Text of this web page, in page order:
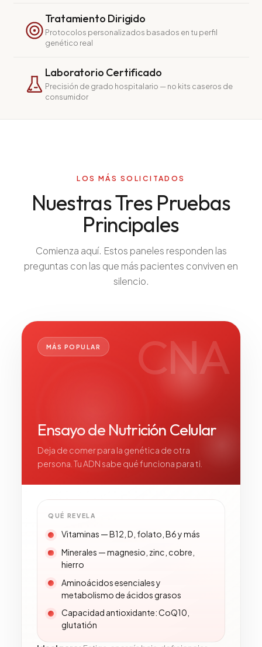
Ansiedad
Vértigo y Mareo
Todas las Condiciones
Tratamiento Dirigido
Protocolos personalizados basados en tu perfil
genético real
Laboratorio Certificado
Precisión de grado hospitalario — no kits caseros de
consumidor
LOS MÁS SOLICITADOS
Nuestras Tres Pruebas
Principales
Comienza aquí. Estos paneles responden las
preguntas con las que más pacientes conviven en
silencio.
CNA
MÁS POPULAR
Ensayo de Nutrición Celular
Deja de comer para la genética de otra
persona. Tu ADN sabe qué funciona para ti.
QUÉ REVELA
Vitaminas — B12, D, folato, B6 y más
Minerales — magnesio, zinc, cobre,
hierro
Aminoácidos esenciales y
metabolismo de ácidos grasos
Capacidad antioxidante: CoQ10,
glutatión